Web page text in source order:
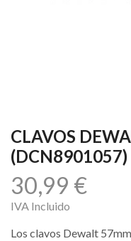
CLAVOS
(DCN8901057)
30,99 €
IVA Incluido
Los clavos Dewalt